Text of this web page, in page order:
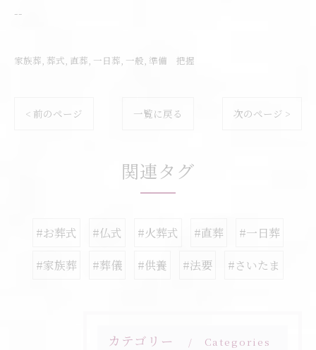
--
家族葬 葬式 直葬 一日葬 一般 準備 把握
< 前のページ 一覧に戻る 次のページ >
関連タグ
#お葬式 #仏式 #火葬式 #直葬
#一日葬
#家族葬
#葬儀 #供養 #法要 #さいたま
カテゴリー Categories